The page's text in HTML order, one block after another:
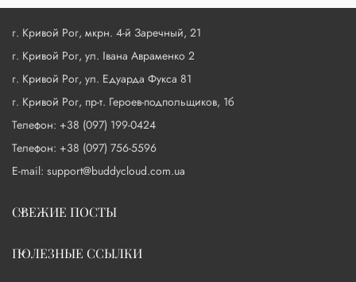
г. Кривой Рог, мкрн. 4-й Заречный, 21
г. Кривой Рог, ул. Івана Авраменко 2
г. Кривой Рог, ул. Едуарда Фукса 81
г. Кривой Рог, пр-т. Героев-подпольщиков, 1б
Телефон: +38 (097) 199-0424
Телефон: +38 (097) 756-5596
E-mail: support@buddycloud.com.ua
СВЕЖИЕ ПОСТЫ
ПОЛЕЗНЫЕ ССЫЛКИ